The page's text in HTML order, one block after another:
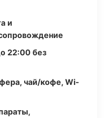
и
22:00 без
чай/кофе, Wi-